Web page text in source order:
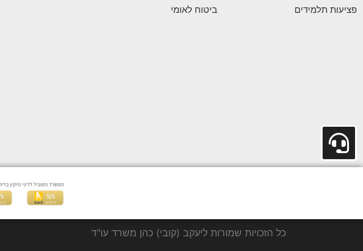
פציעות תלמידים
ביטוח לאומי
כל הזכויות שמורות ליעקב (קובי) כהן משרד עו"ד